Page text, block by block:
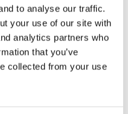
to analyse our traffic.
your use of our site with
analytics partners who
that you’ve
collected from your use